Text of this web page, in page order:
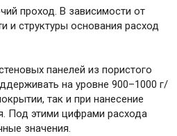
проход. В зависимости от
и структуры основания расход
панелей из пористого
на уровне 900–1000 г/
так и при нанесение
Под этими цифрами расхода
значения.